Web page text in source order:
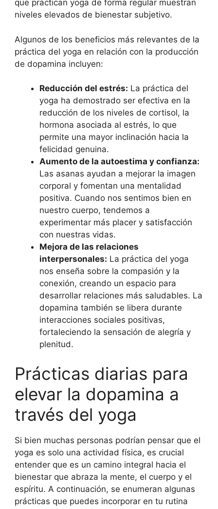
que practican yoga de forma regular muestran
niveles elevados de bienestar subjetivo.
Algunos de los beneficios más relevantes de la
práctica del yoga en relación con la producción
de dopamina incluyen:
Reducción del estrés: La práctica del
yoga ha demostrado ser efectiva en la
reducción de los niveles de cortisol, la
hormona asociada al estrés, lo que
permite una mayor inclinación hacia la
felicidad genuina.
Aumento de la autoestima y confianza:
Las asanas ayudan a mejorar la imagen
corporal y fomentan una mentalidad
positiva. Cuando nos sentimos bien en
nuestro cuerpo, tendemos a
experimentar más placer y satisfacción
con nuestras vidas.
Mejora de las relaciones
interpersonales: La práctica del yoga
nos enseña sobre la compasión y la
conexión, creando un espacio para
desarrollar relaciones más saludables. La
dopamina también se libera durante
interacciones sociales positivas,
fortaleciendo la sensación de alegría y
plenitud.
Prácticas diarias para
elevar la dopamina a
través del yoga
Si bien muchas personas podrían pensar que el
yoga es solo una actividad física, es crucial
entender que es un camino integral hacia el
bienestar que abraza la mente, el cuerpo y el
espíritu. A continuación, se enumeran algunas
prácticas que puedes incorporar en tu rutina